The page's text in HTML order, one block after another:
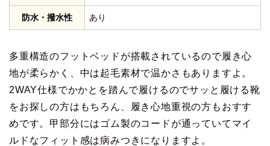
防水・撥水性 あり
多重構造のフットベッドが搭載されているので履き心
地が柔らかく、中は起毛素材で温かさもありますよ。
2WAY仕様でかかとを踏んで履けるのでサッと履ける靴
をお探しの方はもちろん、履き心地重視の方もおすす
めです。甲部分にはゴム製のコードが通っていてマイ
ルドなフィット感は病みつきになりますよ。